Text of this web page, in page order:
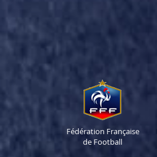
Fédération Française
de Football